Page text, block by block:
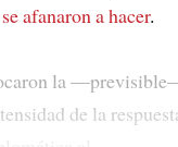
se afanaron a hacer.
la
de la